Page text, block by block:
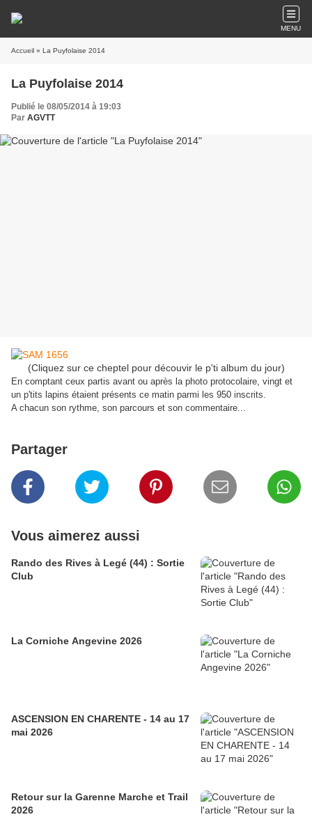
MENU
Accueil » La Puyfolaise 2014
La Puyfolaise 2014
Publié le 08/05/2014 à 19:03
Par AGVTT
(Cliquez sur ce cheptel pour découvir le p'ti album du jour)
En comptant ceux partis avant ou après la photo protocolaire, vingt et
un p'tits lapins étaient présents ce matin parmi les 950 inscrits.
A chacun son rythme, son parcours et son commentaire...
Partager
Vous aimerez aussi
Rando des Rives à Legé (44) : Sortie
Club
La Corniche Angevine 2026
ASCENSION EN CHARENTE - 14 au 17
mai 2026
Retour sur la Garenne Marche et Trail
2026